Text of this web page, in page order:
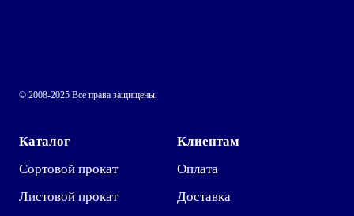
© 2008-2025 Все права защищены.
Каталог
Сортовой прокат
Листовой прокат
Клиентам
Оплата
Доставка